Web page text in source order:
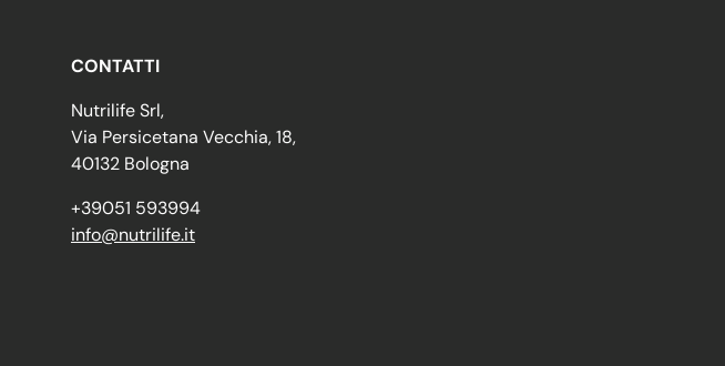
CONTATTI
Nutrilife Srl,
Via Persicetana Vecchia, 18,
40132 Bologna
+39051 593994
info@nutrilife.it